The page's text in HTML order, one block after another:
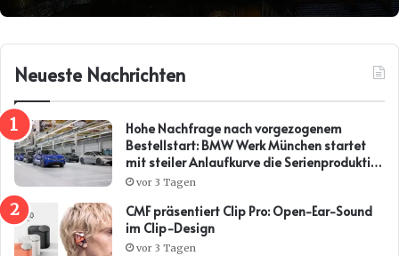
Neueste Nachrichten
Hohe Nachfrage nach vorgezogenem
Bestellstart: BMW Werk München startet
mit steiler Anlaufkurve die Serienproduktion
des BMW i3*
vor 3 Tagen
CMF präsentiert Clip Pro: Open-Ear-Sound
im Clip-Design
vor 3 Tagen